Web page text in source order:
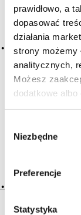
prawidłowo, a
dopasować
działania
strony możemy
analitycznych,
Możesz
dodatkowe albo
zgody
Niezbędne
Preferencje
Statystyka
mięta
2016-05-10
aromat roślinny,
na receptory
zapachowy
szczególnie w
CZYTAJ